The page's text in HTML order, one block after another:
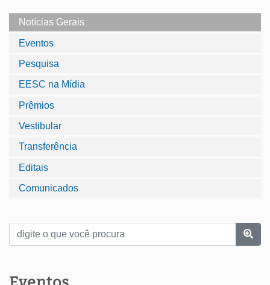
Notícias Gerais
Eventos
Pesquisa
EESC na Mídia
Prêmios
Vestibular
Transferência
Editais
Comunicados